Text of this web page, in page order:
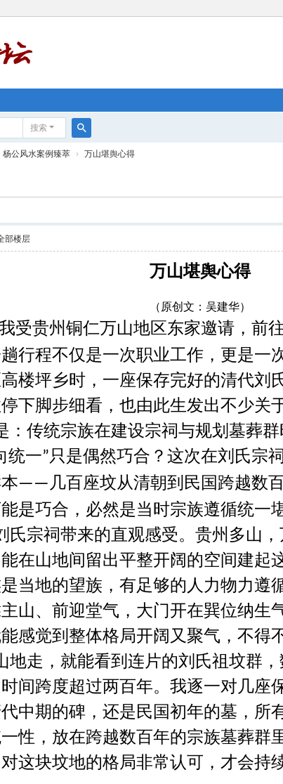
搜索
搜
杨公风水案例臻萃 › 万山堪舆心得
部楼层
万山堪舆心得
（原创文：吴建华）
受贵州铜仁万山地区东家邀请，前
行程不仅是一次职业工作，更是一
楼坪乡时，一座保存完好的清代刘
下脚步细看，也由此生发出不少关
：传统宗族在建设宗祠与规划墓葬
统一”只是偶然巧合？这次在刘氏宗
—— 几百座坟从清朝到民国跨越数
是巧合，必然是当时宗族遵循统一
氏宗祠带来的直观感受。贵州多山
在山地间留出平整开阔的空间建起
当地的望族，有足够的人力物力遵
山、前迎堂气，大门开在巽位纳生
感觉到整体格局开阔又聚气，不得
地走，就能看到连片的刘氏祖坟群
间跨度超过两百年。我逐一对几座
中期的碑，还是民国初年的墓，所
性，放在跨越数百年的宗族墓葬群
这块坟地的格局非常认可，才会持